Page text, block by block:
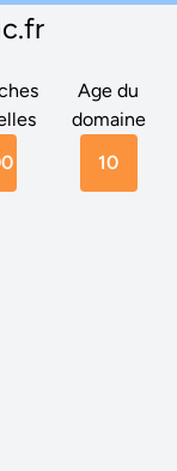
Age du
domaine
10